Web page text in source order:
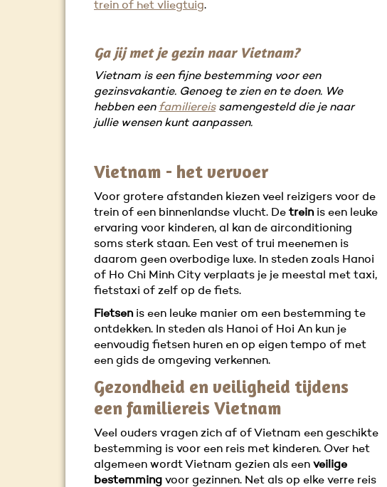
trein of het vliegtuig.
Ga jij met je gezin naar Vietnam?
Vietnam is een fijne bestemming voor een
gezinsvakantie. Genoeg te zien en te doen. We
hebben een familiereissamengesteld die je naar
jullie wensen kunt aanpassen.
Vietnam - het vervoer
Voor grotere afstanden kiezen veel reizigers voor de
trein of een binnenlandse vlucht. De treinis een leuke
ervaring voor kinderen, al kan de airconditioning
soms sterk staan. Een vest of trui meenemen is
daarom geen overbodige luxe. In steden zoals Hanoi
of Ho Chi Minh City verplaats je je meestal met taxi,
fietstaxi of zelf op de fiets.
Fietsenis een leuke manier om een bestemming te
ontdekken. In steden als Hanoi of Hoi An kun je
eenvoudig fietsen huren en op eigen tempo of met
een gids de omgeving verkennen.
Gezondheid en veiligheid tijdens
een familiereis Vietnam
Veel ouders vragen zich af of Vietnam een geschikte
bestemming is voor een reis met kinderen. Over het
algemeen wordt Vietnam gezien als een veilige
bestemming voor gezinnen. Net als op elke verre reis